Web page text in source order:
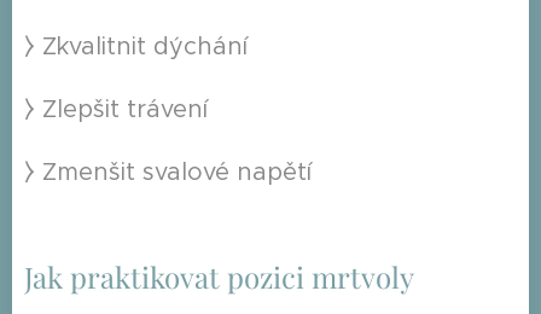
⧽ Zkvalitnit dýchání
⧽ Zlepšit trávení
⧽ Zmenšit svalové napětí
Jak praktikovat pozici mrtvoly